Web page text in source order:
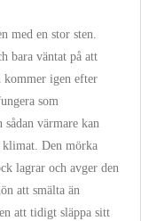
med en stor sten.
bara väntat på att
kommer igen efter
som
värmare kan
klimat. Den mörka
lagrar och avger den
att smälta än
att tidigt släppa sitt